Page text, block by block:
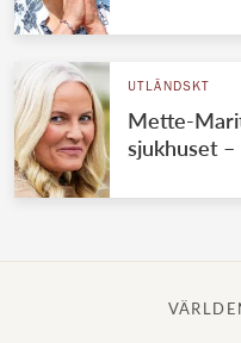
UTLÄNDSKT
Mette-
sjukhuset